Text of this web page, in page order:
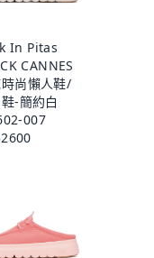
In Pitas
CANNES
尚懶人鞋/
-簡約白
007